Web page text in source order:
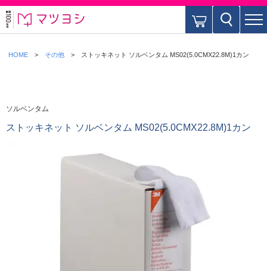
HOME その他 ストッキネット ソルベンタム MS02(5.0CMX22.8M)1カン
ソルベンタム
ストッキネット ソルベンタム MS02(5.0CMX22.8M)1カン